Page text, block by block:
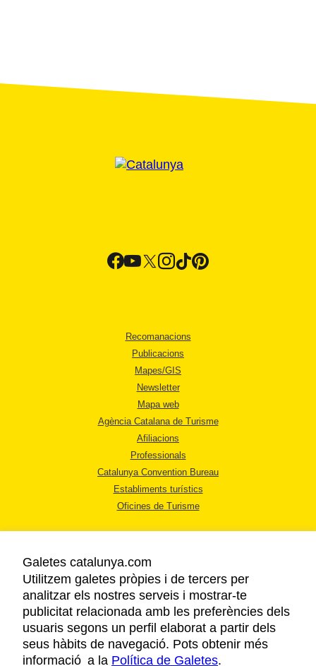
Recomanacions
Publicacions
Mapes/GIS
Newsletter
Mapa web
Agència Catalana de Turisme
Afiliacions
Professionals
Catalunya Convention Bureau
Establiments turístics
Oficines de Turisme
AVÍS LEGAL
POLÍTICA DE PRIVACITAT
COOKIES
ACCESSIBILITAT
Galetes catalunya.com
Utilitzem galetes pròpies i de tercers per
analitzar els nostres serveis i mostrar-te
publicitat relacionada amb les preferències dels
usuaris segons un perfil elaborat a partir dels
seus hàbits de navegació. Pots obtenir més
informació a la Política de Galetes.